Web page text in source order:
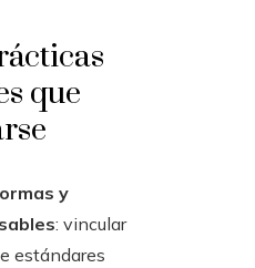
que
y
: vincular
estándares